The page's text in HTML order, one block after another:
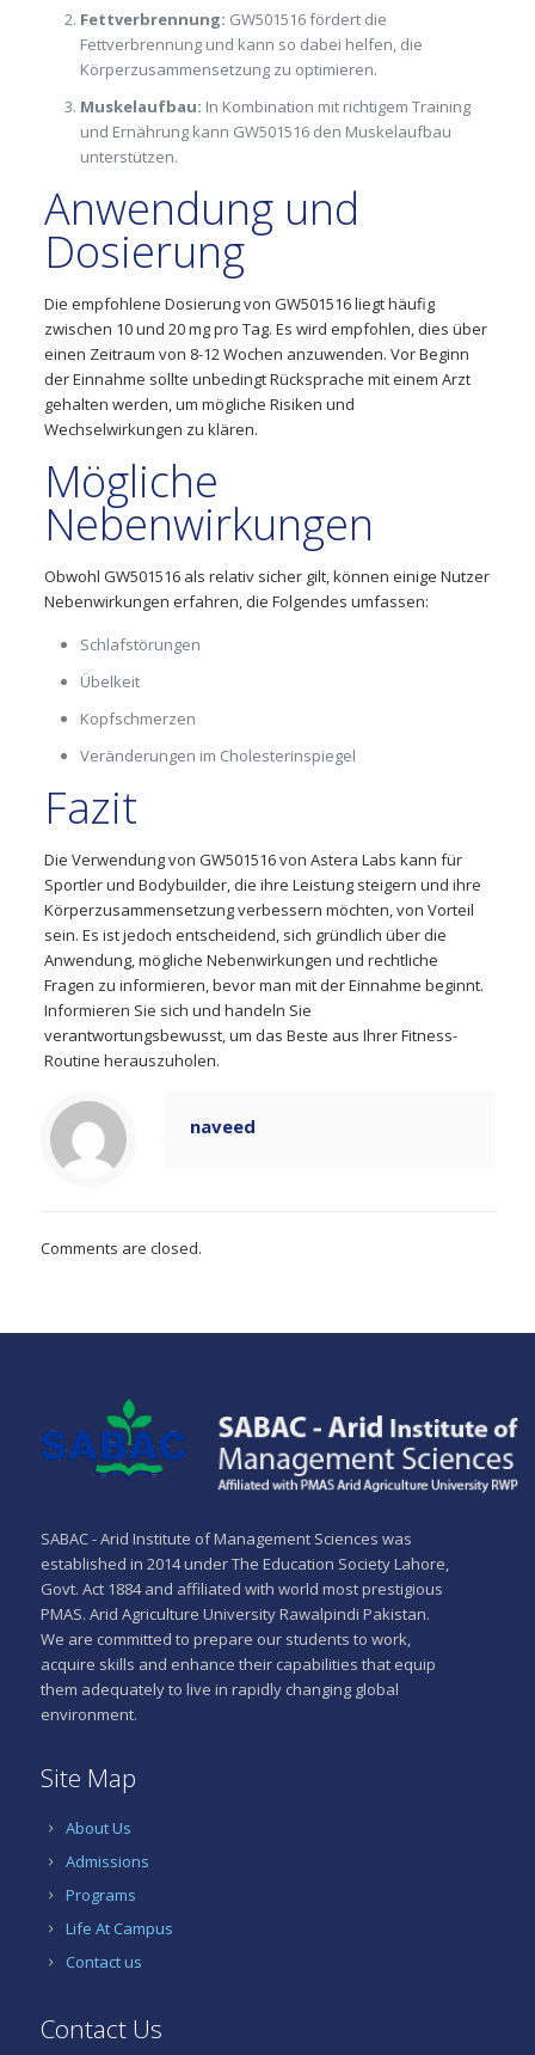
Fettverbrennung: GW501516 fördert die
Fettverbrennung und kann so dabei helfen, die
Körperzusammensetzung zu optimieren.
Muskelaufbau: In Kombination mit richtigem Training
und Ernährung kann GW501516 den Muskelaufbau
unterstützen.
Anwendung und
Dosierung
Die empfohlene Dosierung von GW501516 liegt häufig
zwischen 10 und 20 mg pro Tag. Es wird empfohlen, dies über
einen Zeitraum von 8-12 Wochen anzuwenden. Vor Beginn
der Einnahme sollte unbedingt Rücksprache mit einem Arzt
gehalten werden, um mögliche Risiken und
Wechselwirkungen zu klären.
Mögliche
Nebenwirkungen
Obwohl GW501516 als relativ sicher gilt, können einige Nutzer
Nebenwirkungen erfahren, die Folgendes umfassen:
Schlafstörungen
Übelkeit
Kopfschmerzen
Veränderungen im Cholesterinspiegel
Fazit
Die Verwendung von GW501516 von Astera Labs kann für
Sportler und Bodybuilder, die ihre Leistung steigern und ihre
Körperzusammensetzung verbessern möchten, von Vorteil
sein. Es ist jedoch entscheidend, sich gründlich über die
Anwendung, mögliche Nebenwirkungen und rechtliche
Fragen zu informieren, bevor man mit der Einnahme beginnt.
Informieren Sie sich und handeln Sie
verantwortungsbewusst, um das Beste aus Ihrer Fitness-
Routine herauszuholen.
naveed
Comments are closed.
SABAC - Arid Institute of Management Sciences was
established in 2014 under The Education Society Lahore,
Govt. Act 1884 and affiliated with world most prestigious
PMAS. Arid Agriculture University Rawalpindi Pakistan.
We are committed to prepare our students to work,
acquire skills and enhance their capabilities that equip
them adequately to live in rapidly changing global
environment.
Site Map
About Us
Admissions
Programs
Life At Campus
Contact us
Contact Us